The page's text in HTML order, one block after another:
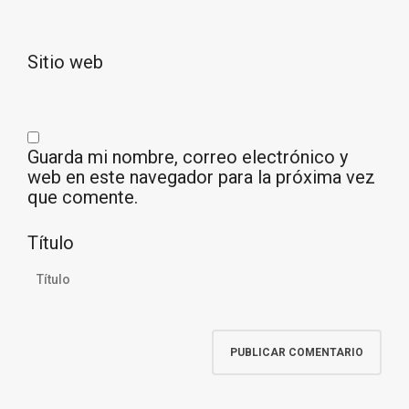
Sitio web
Guarda mi nombre, correo electrónico y
web en este navegador para la próxima vez
que comente.
Título